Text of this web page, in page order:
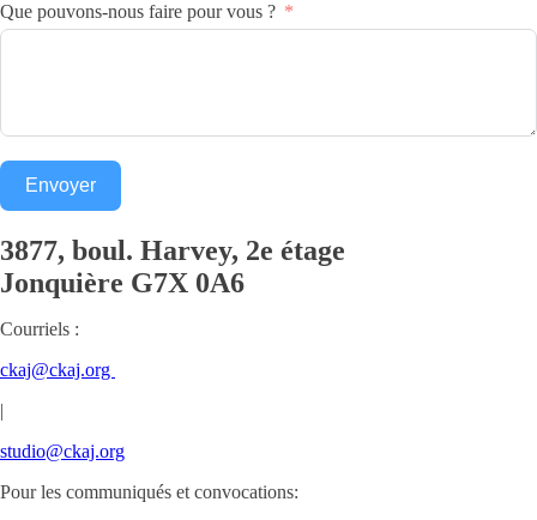
Que pouvons-nous faire pour vous ?
Envoyer
3877, boul. Harvey, 2e étage
Jonquière G7X 0A6
Courriels :
ckaj@ckaj.org
|
studio@ckaj.org
Pour les communiqués et convocations: